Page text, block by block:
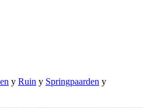
y Ruin y Springpaarden y